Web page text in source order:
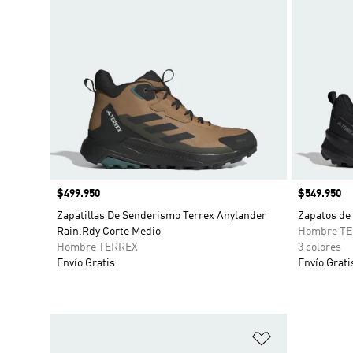
Precio
$499.950
Zapatillas De Senderismo Terrex Anylander
Rain.Rdy Corte Medio
Hombre TERREX
Envío Gratis
Precio
$549.950
Zapatos
Hombre
3 colores
Envío